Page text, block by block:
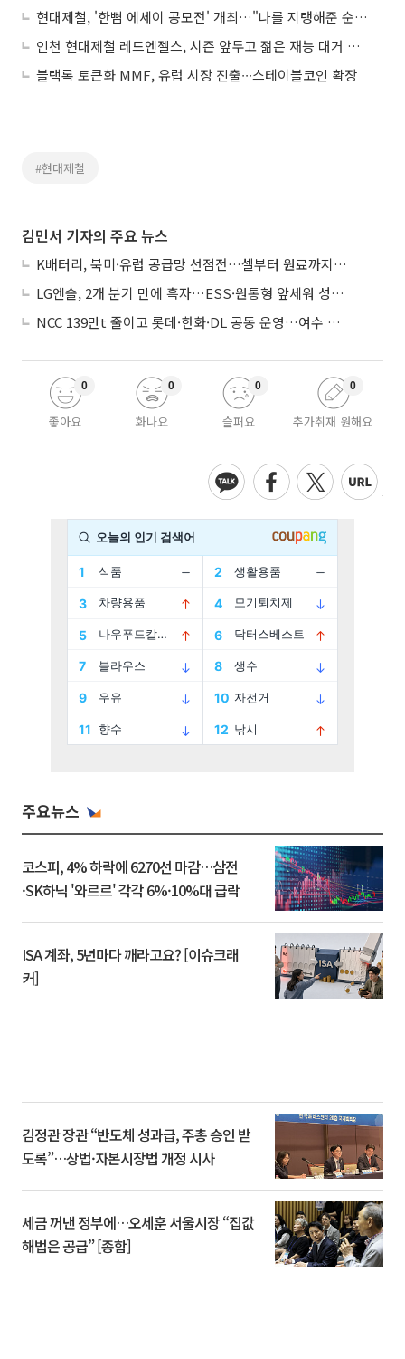
현대제철, '한뼘 에세이 공모전' 개최…"나를 지탱해준 순간"
인천 현대제철 레드엔젤스, 시즌 앞두고 젊은 재능 대거 영입
블랙록 토큰화 MMF, 유럽 시장 진출∙∙∙스테이블코인 확장
#현대제철
김민서 기자의 주요 뉴스
K배터리, 북미·유럽 공급망 선점전…셀부터 원료까지 현지화
LG엔솔, 2개 분기 만에 흑자…ESS·원통형 앞세워 성장 가속
NCC 139만t 줄이고 롯데·한화·DL 공동 운영…여수 1호 본궤도
좋아요
0
화나요
0
슬퍼요
0
추가취재 원해요
0
주요뉴스
코스피, 4% 하락에 6270선 마감…삼전
·SK하닉 '와르르' 각각 6%·10%대 급락
ISA 계좌, 5년마다 깨라고요? [이슈크래
커]
김정관 장관 “반도체 성과급, 주총 승인 받
도록”…상법·자본시장법 개정 시사
세금 꺼낸 정부에…오세훈 서울시장 “집값
해법은 공급” [종합]